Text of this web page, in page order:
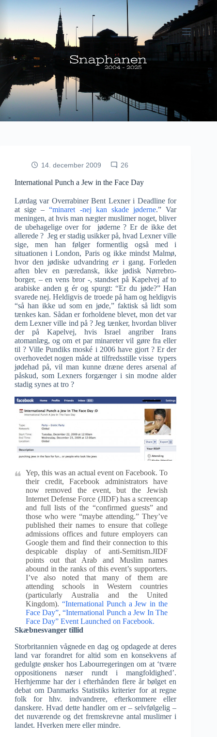
14. december 2009 26
International Punch a Jew in the Face Day
Lørdag var Overrabiner Bent Lexner i Deadline for
at sige – “minaret -nej kan skade jøderne.” Var
meningen, at hvis man nægter muslimer noget, bliver
de ubehagelige over for jøderne ? Er de ikke det
allerede ? Jeg er stadig usikker på, hvad Lexner ville
sige, men han følger formentlig også med i
situationen i London, Paris og ikke mindst Malmø,
hvor den jødiske udvandring eri gang. Forleden
aften blev en pæredansk, ikke jødisk Nørrebro-
borger, – en vens bror -, standset på Kapelvej af to
arabiske anden g ér og spurgt: “Er du jøde?” Han
svarede nej. Heldigvis de troede på ham og heldigvis
“så han ikke ud som en jøde,” faktisk så lidt som
tænkes kan. Sådan er forholdene blevet, mon det var
dem Lexner ville ind på ? Jeg tænker, hvordan bliver
der på Kapelvej, hvis Israel angriber Irans
atomanlæg, og om et par minareter vil gøre fra eller
til ? Ville Pundiks moské i 2006 have gjort ? Er der
overhovedet nogen måde at tilfredsstille visse typers
jødehad på, vil man kunne dræne deres arsenal af
påskud, som Lexners forgænger i sin modne alder
stadig synes at tro ?
Yep, this was an actual event on Facebook. To
their credit, Facebook administrators have
now removed the event, but the Jewish
Internet Defense Force (JIDF) has a screencap
and full lists of the “confirmed guests” and
those who were “maybe attending.” They’ve
published their names to ensure that college
admissions offices and future employers can
Google them and find their connection to this
despicable display of anti-Semitism.JIDF
points out that Arab and Muslim names
abound in the ranks of this event’s supporters.
I’ve also noted that many of them are
attending schools in Western countries
(particularly Australia and the United
Kingdom). “International Punch a Jew in the
Face Day”,“International Punch a Jew In The
Face Day” Event Launched on Facebook.
Skæbnesvanger tillid
Storbritannien vågnede en dag og opdagede at deres
land var forandret for altid som en konsekvens af
gedulgte ønsker hos Labourregeringen om at ‘tvære
oppositionens næser rundt i mangfoldighed’.
Herhjemme har der i efterhånden flere år bølget en
debat om Danmarks Statistiks kriterier for at regne
folk for hhv. indvandrere, efterkommere eller
danskere. Hvad dette handler om er – selvfølgelig –
det nuværende og det fremskrevne antal muslimer i
landet. Hverken mere eller mindre.